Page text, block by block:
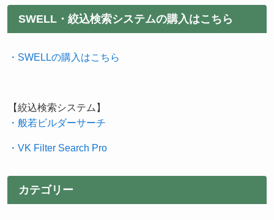
SWELL・絞込検索システムの購入はこちら
・SWELLの購入はこちら
【絞込検索システム】
・般若ビルダーサーチ
・VK Filter Search Pro
カテゴリー